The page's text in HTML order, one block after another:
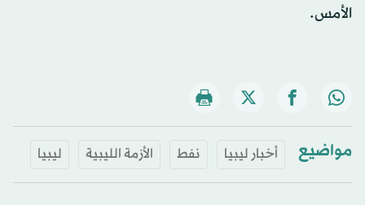
الأمس.
مواضيع أخبار ليبيا نفط الأزمة الليبية ليبيا